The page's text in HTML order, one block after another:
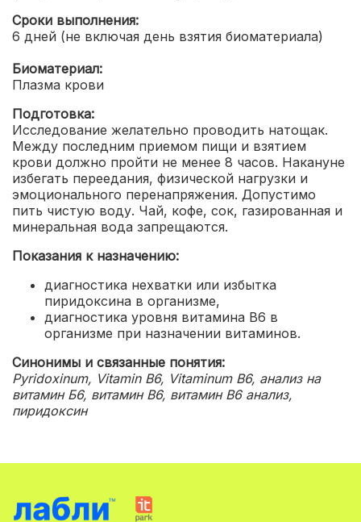
Сроки выполнения:
6 дней (не включая день взятия биоматериала)
Биоматериал:
Плазма крови
Подготовка:
Исследование желательно проводить натощак.
Между последним приемом пищи и взятием
крови должно пройти не менее 8 часов. Накануне
избегать переедания, физической нагрузки и
эмоционального перенапряжения. Допустимо
пить чистую воду. Чай, кофе, сок, газированная и
минеральная вода запрещаются.
Показания к назначению:
диагностика нехватки или избытка
пиридоксина в организме,
диагностика уровня витамина В6 в
организме при назначении витаминов.
Синонимы и связанные понятия:
Pyridoxinum, Vitamin B6, Vitaminum B6, анализ на
витамин Б6, витамин B6, витамин B6 анализ,
пиридоксин